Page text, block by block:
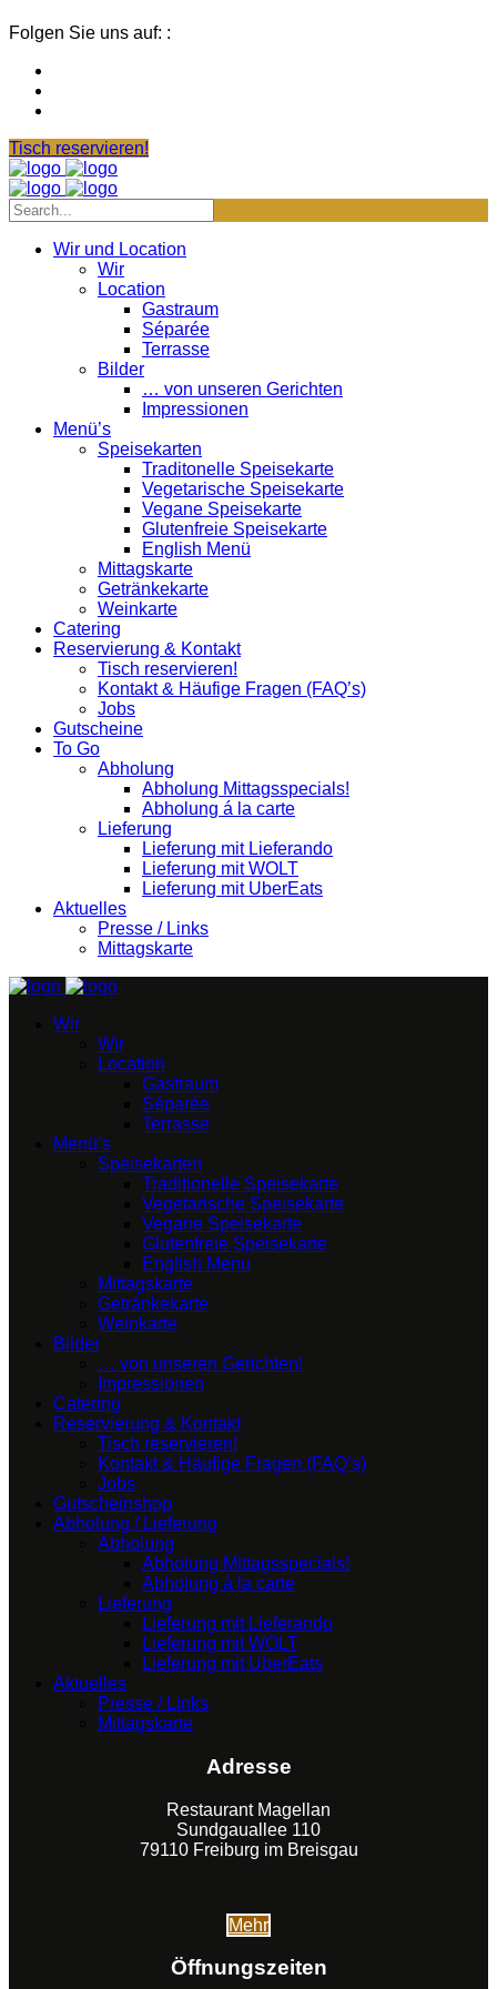
Folgen Sie uns auf: :
Tisch reservieren!
Wir und Location
Wir
Location
Gastraum
Séparée
Terrasse
Bilder
… von unseren Gerichten
Impressionen
Menü’s
Speisekarten
Traditonelle Speisekarte
Vegetarische Speisekarte
Vegane Speisekarte
Glutenfreie Speisekarte
English Menü
Mittagskarte
Getränkekarte
Weinkarte
Catering
Reservierung & Kontakt
Tisch reservieren!
Kontakt & Häufige Fragen (FAQ’s)
Jobs
Gutscheine
To Go
Abholung
Abholung Mittagsspecials!
Abholung á la carte
Lieferung
Lieferung mit Lieferando
Lieferung mit WOLT
Lieferung mit UberEats
Aktuelles
Presse / Links
Mittagskarte
Wir
Wir
Location
Gastraum
Séparée
Terrasse
Menü’s
Speisekarten
Traditionelle Speisekarte
Vegetarische Speisekarte
Vegane Speisekarte
Glutenfreie Speisekarte
English Menu
Mittagskarte
Getränkekarte
Weinkarte
Bilder
… von unseren Gerichten!
Impressionen
Catering
Reservierung & Kontakt
Tisch reservieren!
Kontakt & Häufige Fragen (FAQ’s)
Jobs
Gutscheinshop
Abholung / Lieferung
Abholung
Abholung Mittagsspecials!
Abholung á la carte
Lieferung
Lieferung mit Lieferando
Lieferung mit WOLT
Lieferung mit UberEats
Aktuelles
Presse / Links
Mittagskarte
Adresse
Restaurant Magellan
Sundgauallee 110
79110 Freiburg im Breisgau
Mehr
Öffnungszeiten